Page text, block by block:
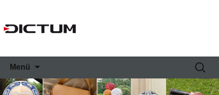
Menü
Inhalt
Suchen
nach: